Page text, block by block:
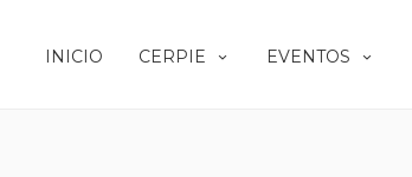
INICIO CERPIE EVENTOS